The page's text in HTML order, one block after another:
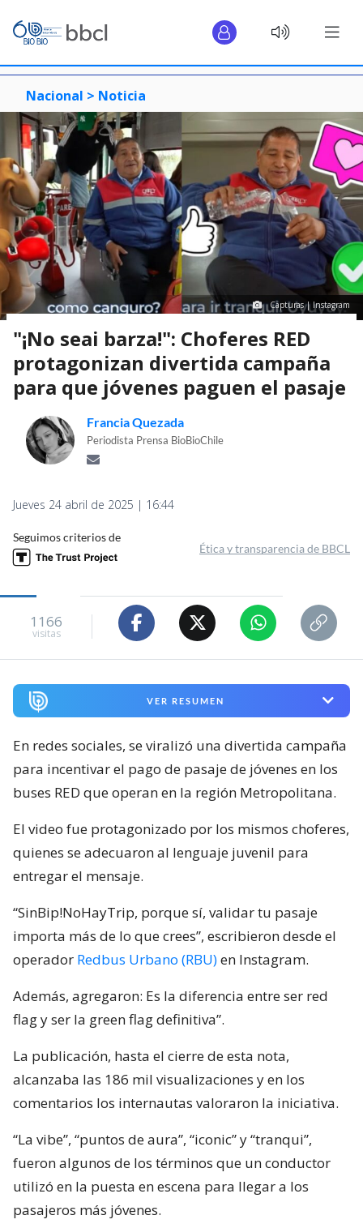
Nacional > Noticia
Capturas | Instagram
"¡No seai barza!": Choferes RED
protagonizan divertida campaña
para que jóvenes paguen el pasaje
Francia Quezada
Periodista Prensa BioBioChile
Jueves 24 abril de 2025 | 16:44
Seguimos criterios de
Ética y transparencia de BBCL
1166
visitas
VER RESUMEN
En redes sociales, se viralizó una divertida campaña
para incentivar el pago de pasaje de jóvenes en los
buses RED que operan en la región Metropolitana.
El video fue protagonizado por los mismos choferes,
quienes se adecuaron al lenguaje juvenil para
entregar el mensaje.
“SinBip!NoHayTrip, porque sí, validar tu pasaje
importa más de lo que crees”, escribieron desde el
operador Redbus Urbano (RBU)en Instagram.
Además, agregaron: Es la diferencia entre ser red
flag y ser la green flag definitiva”.
La publicación, hasta el cierre de esta nota,
alcanzaba las 186 mil visualizaciones y en los
comentarios los internautas valoraron la iniciativa.
“La vibe”, “puntos de aura”, “iconic” y “tranqui”,
fueron algunos de los términos que un conductor
utilizó en la puesta en escena para llegar a los
pasajeros más jóvenes.